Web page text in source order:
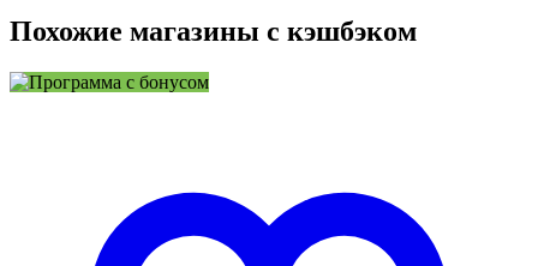
Похожие магазины с кэшбэком